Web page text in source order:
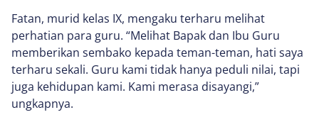
Fatan, murid kelas IX, mengaku terharu melihat
perhatian para guru. “Melihat Bapak dan Ibu Guru
memberikan sembako kepada teman-teman, hati saya
terharu sekali. Guru kami tidak hanya peduli nilai, tapi
juga kehidupan kami. Kami merasa disayangi,”
ungkapnya.